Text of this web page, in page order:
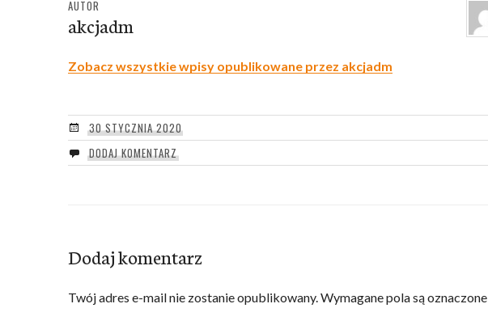
AUTOR
akcjadm
Zobacz wszystkie wpisy opublikowane przez akcjadm
30 STYCZNIA 2020
DODAJ KOMENTARZ
Dodaj komentarz
Twój adres e-mail nie zostanie opublikowany.Wymagane pola są oznaczone